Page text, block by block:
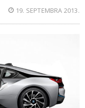
19. SEPTEMBRA 2013.